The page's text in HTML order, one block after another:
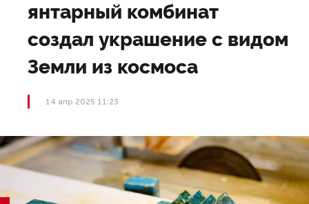
янтарный комбинат
создал украшение с видом
Земли из космоса
14 апр 2025 11:23